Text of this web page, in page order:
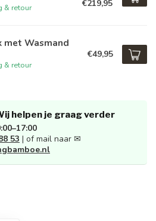
& retour
€219,95
met Wasmand
& retour
€49,95
helpen je graag verder
53 | of mail naar ✉